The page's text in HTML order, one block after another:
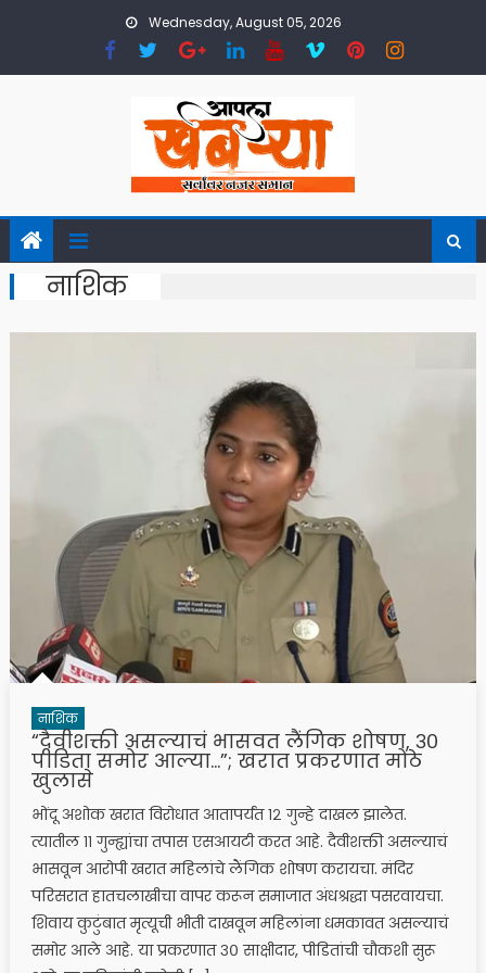
Wednesday, August 05, 2026
नाशिक
नाशिक
“दैवीशक्ती असल्याचं भासवत लैंगिक शोषण, ३०
पीडिता समोर आल्या…”; खरात प्रकरणात मोठे
खुलासे
भोंदू अशोक खरात विरोधात आतापर्यंत १२ गुन्हे दाखल झालेत.
त्यातील ११ गुन्ह्यांचा तपास एसआयटी करत आहे. दैवीशक्ती असल्याचं
भासवून आरोपी खरात महिलांचे लैंगिक शोषण करायचा. मंदिर
परिसरात हातचलाखीचा वापर करून समाजात अंधश्रद्धा पसरवायचा.
शिवाय कुटुंबात मृत्यूची भीती दाखवून महिलांना धमकावत असल्याचं
समोर आले आहे. या प्रकरणात ३० साक्षीदार, पीडितांची चौकशी सुरू